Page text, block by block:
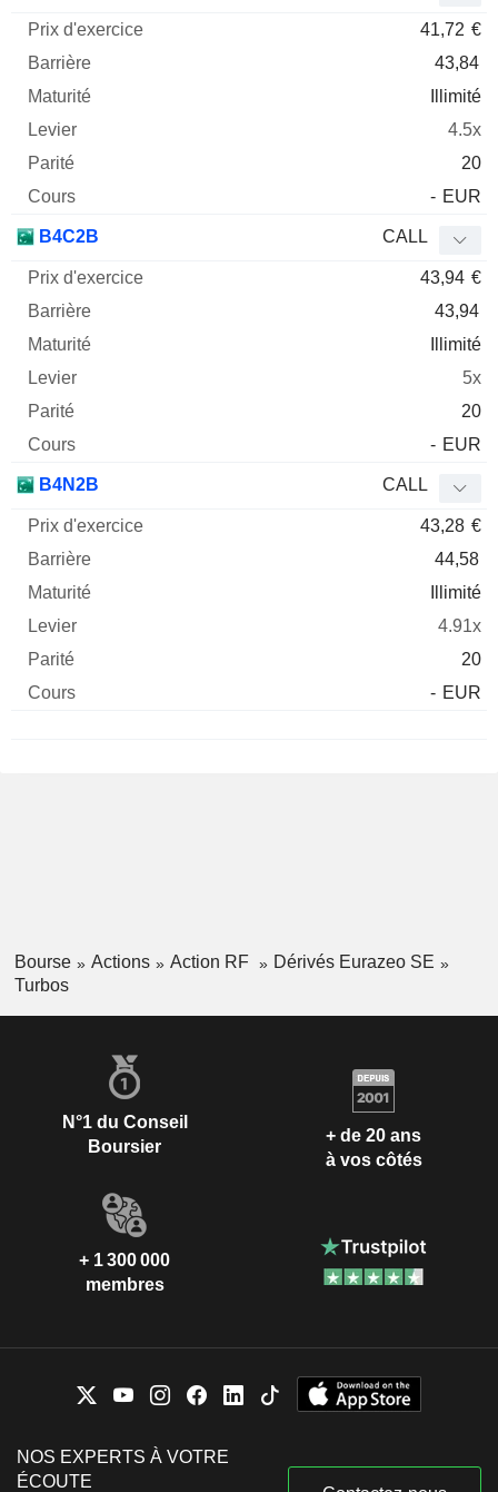
41,72 €
43,84
Illimité
4.5x
20
- EUR
B4C2B CALL
43,94 €
43,94
Illimité
5x
20
- EUR
B4N2B CALL
43,28 €
44,58
Illimité
4.91x
20
- EUR
Bourse Actions Action RF
Dérivés Eurazeo SE
Turbos
N°1 du Conseil
Boursier
+ de 20 ans
à vos côtés
+ 1 300 000
membres
NOS EXPERTS À VOTRE
ÉCOUTE